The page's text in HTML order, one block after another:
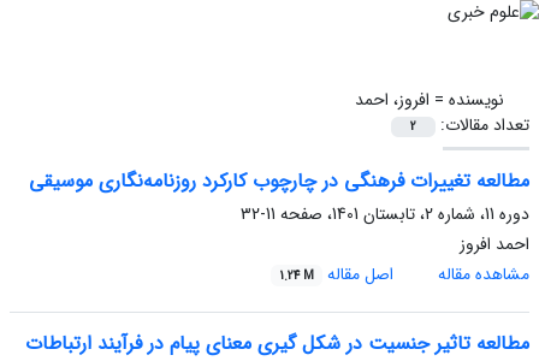
نویسنده = افروز، احمد
تعداد مقالات:
2
مطالعه تغییرات فرهنگی در چارچوب کارکرد روزنامه‌نگاری‌ موسیقی
دوره 11، شماره 2، تابستان 1401، صفحه
11-32
احمد افروز
مشاهده مقاله
اصل مقاله 1.24 M
مطالعه تاثیر جنسیت در شکل گیری معنای پیام در فرآیند ارتباطات